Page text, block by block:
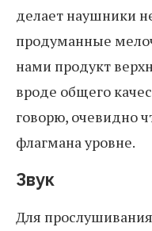
делает наушники
продуманные
нами продукт
вроде общего
говорю, очевидно
флагмана уровне.
Звук
Для